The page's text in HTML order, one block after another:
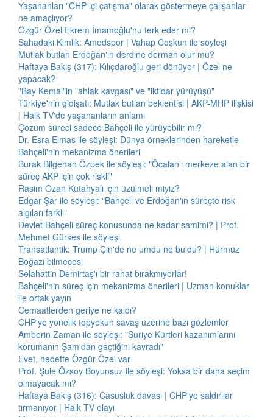
Yaşananları "CHP içi çatışma" olarak göstermeye çalışanlar
ne amaçlıyor?
Özgür Özel Ekrem İmamoğlu'nu terk eder mi?
Sahadaki Kimlik: Amedspor | Vahap Coşkun ile söyleşi
Mutlak butlan Erdoğan'ın derdine derman olur mu?
Haftaya Bakış (317): Kılıçdaroğlu geri dönüyor | Özel ne
yapacak?
"Bay Kemal"in "ahlak kavgası" ve "iktidar yürüyüşü"
Türkiye'nin gidişatı: Mutlak butlan beklentisi | AKP-MHP ilişkisi
| Halk TV'de yaşananların anlamı
Çözüm süreci sadece Bahçeli ile yürüyebilir mi?
Dr. Esra Elmas ile söyleşi: Dünya örneklerinden hareketle
Bahçeli'nin mekanizma önerileri
Burak Bilgehan Özpek ile söyleşi: "Öcalan’ı merkeze alan bir
süreç AKP için çok riskli"
Rasim Ozan Kütahyalı için üzülmeli miyiz?
Edgar Şar ile söyleşi: "Bahçeli ve Erdoğan'ın süreçte risk
algıları farklı"
Devlet Bahçeli süreç konusunda ne kadar samimi? | Prof.
Mehmet Gürses ile söyleşi
Transatlantik: Trump Çin'de ne umdu ne buldu? | Hürmüz
Boğazı bilmecesi
Selahattin Demirtaş'ı bir rahat bırakmıyorlar!
Bahçeli'nin süreç için mekanizma önerileri | Uzman konuklar
ile ortak yayın
Cemaatlerden geriye ne kaldı?
CHP'ye yönelik topyekun savaş üzerine bazı gözlemler
Amberin Zaman ile söyleşi: "Suriye Kürtleri kazanımlarını
korumanın Şam'dan geçtiğini kavradı"
Evet, hedefte Özgür Özel var
Prof. Şule Özsoy Boyunsuz ile söyleşi: Yoksa bir daha seçim
olmayacak mı?
Haftaya Bakış (316): Casusluk davası | CHP'ye saldırılar
tırmanıyor | Halk TV olayı